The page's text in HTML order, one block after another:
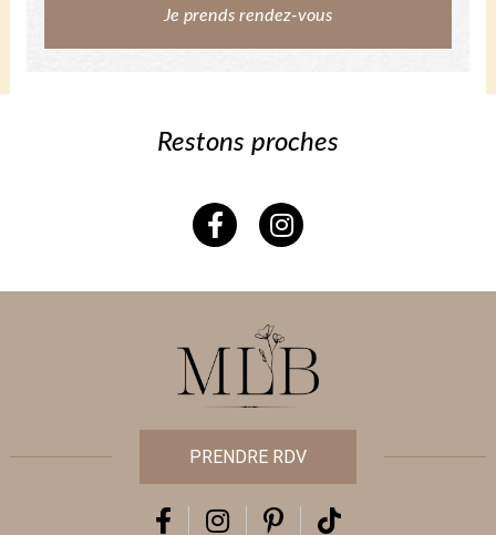
Je prends rendez-vous
Restons proches
PRENDRE RDV